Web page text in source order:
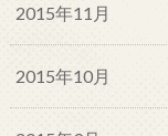
2015年11月
2015年10月